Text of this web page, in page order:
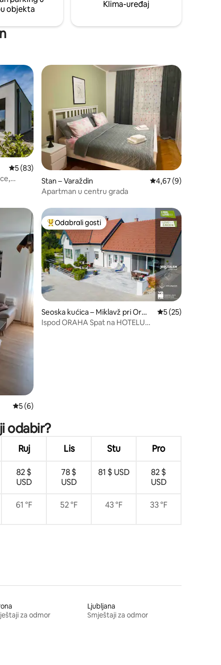
objekta
Klima-uređaj
„Odabrali gosti”
Prosječna ocjena: 5/5, recenzija: 83
5 (83)
Stan – Varaždin Prosječna ocjena:
4,67 (9)
Apartman u centru grada
Prosječna ocjena: 5/5, recenzija: 6
5 (6)
Među najviše rangiranima s oznakom „Odabrali gosti”
Odabrali gosti
Seoska kućica – Miklavž pri Ormo
žu
Prosječna ocjena:
5 (25)
Ispod ORAHA Spat na HOTELU
odabir?
Ruj Lis Stu Pro
82 $
USD
78 $
USD
81 $ USD
82 $
USD
61 °F 52 °F 43 °F 33 °F
za odmor
Ljubljana
Smještaji za odmor